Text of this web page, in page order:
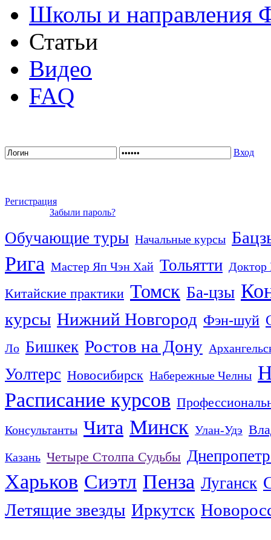
Школы и направления
Статьи
Видео
FAQ
Вход
Регистрация
Забыли пароль?
Обучающие туры Начальные курсы
Рига Мастер Яп Чэн Хай Тольятти
Китайские практики Томск Ба-цзы
курсы Нижний Новгород Фэн-шуй
Ло Бишкек Ростов на Дону
Уолтерс Новосибирск Набережные Челны
Расписание курсов
Консультанты Чита Минск Улан-Удэ
Казань Четыре Столпа Судьбы
Харьков Сиэтл Пенза Луганск
Летящие звезды Иркутск